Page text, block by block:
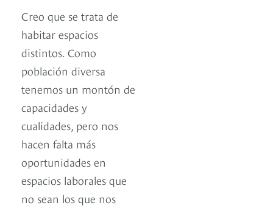
Creo que se trata de
habitar espacios
distintos. Como
población diversa
tenemos un montón de
capacidades y
cualidades, pero nos
hacen falta más
oportunidades en
espacios laborales que
no sean los que nos